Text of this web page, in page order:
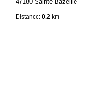
47180 Sainte-Bazeille
Distance:0.2 km